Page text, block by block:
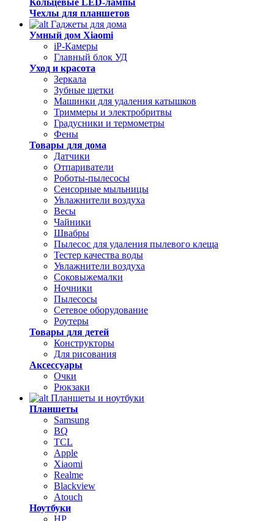
Кольцевые LED-лампы
Чехлы для планшетов
Гаджеты для дома
Умный дом Xiaomi
iP-Камеры
Главный блок УД
Уход и красота
Зеркала
Зубные щетки
Машинки для удаления катышков
Триммеры и электробритвы
Градусники и термометры
Фены
Товары для дома
Датчики
Отпариватели
Роботы-пылесосы
Сенсорные мыльницы
Увлажнители воздуха
Весы
Чайники
Швабры
Пылесос для удаления пылевого клеща
Тестер качества воды
Увлажнители воздуха
Соковыжемалки
Ночники
Пылесосы
Сетевое оборудование
Роутеры
Товары для детей
Конструкторы
Для рисования
Аксессуары
Очки
Рюкзаки
Планшеты и ноутбуки
Планшеты
Samsung
BQ
TCL
Apple
Xiaomi
Realme
Blackview
Atouch
Ноутбуки
HP